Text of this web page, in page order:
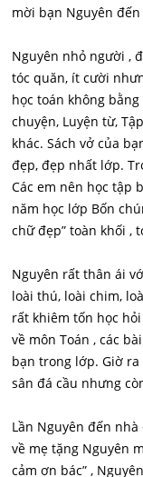
mời bạn Nguyên
Nguyên nhỏ người ,
tóc quăn, ít cười
học toán không
chuyện, Luyện từ,
khác. Sách vở của
đẹp, đẹp nhất lớp.
Các em nên học tập
năm học lớp Bốn
chữ đẹp” toàn khối ,
Nguyên rất thân ái
loài thú, loài chim,
rất khiêm tốn học
về môn Toán , các
bạn trong lớp. Giờ
sân đá cầu nhưng
Lần Nguyên đến
về mẹ tặng Nguyên
cảm ơn bác” ,